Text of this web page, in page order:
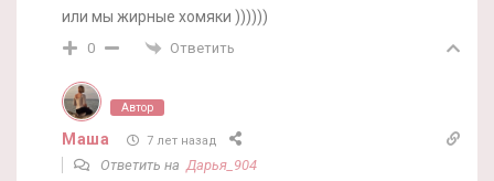
или мы жирные хомяки ))))))
0 Ответить
Автор
Маша 7 лет назад
Ответить наДарья_904